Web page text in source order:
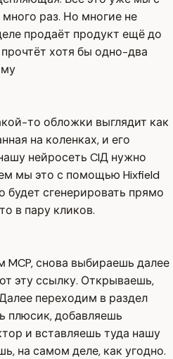
раз. Но многие не
продаёт продукт ещё до
хотя бы одно-два
то обложки выглядит как
на коленках, и его
нейросеть ClД нужно
мы это с помощью Hixfield
будет сгенерировать прямо
в пару кликов.
MCP, снова выбираешь далее
эту ссылку. Открываешь,
переходим в раздел
плюсик, добавляешь
и вставляешь туда нашу
на самом деле, как угодно.